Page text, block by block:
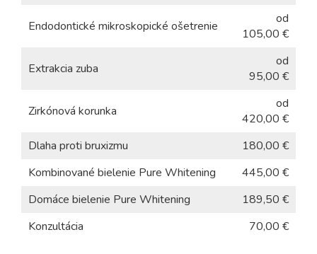
Endodontické mikroskopické ošetrenie
od
105,00 €
Extrakcia zuba
od
95,00 €
Zirkónová korunka
od
420,00 €
Dlaha proti bruxizmu
180,00 €
Kombinované bielenie Pure Whitening
445,00 €
Domáce bielenie Pure Whitening
189,50 €
Konzultácia
70,00 €